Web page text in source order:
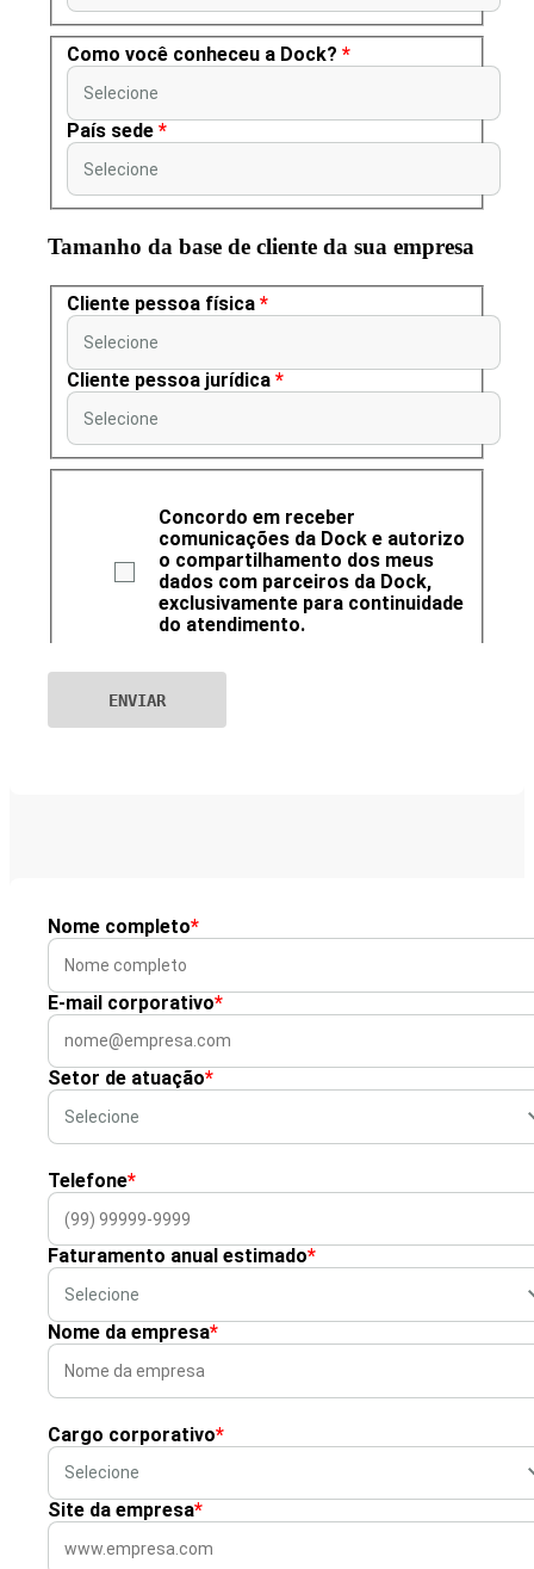
Como você conheceu a Dock? *
Selecione
País sede *
Selecione
Tamanho da base de cliente da sua empresa
Cliente pessoa física *
Selecione
Cliente pessoa jurídica *
Selecione
Concordo em receber
comunicações da Dock e autorizo
o compartilhamento dos meus
dados com parceiros da Dock,
exclusivamente para continuidade
do atendimento.
Nome completo*
E-mail corporativo*
Setor de atuação*
Telefone*
Faturamento anual estimado*
Nome da empresa*
Cargo corporativo*
Site da empresa*